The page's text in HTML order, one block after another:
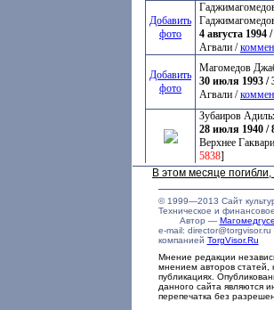
Добавить
фото
4 августа 1994
Агвали /
Добавить
фото
Магомедов
30 июля 1993 /
Агвали /
Зубаиров
28 июля 1940 /
Верхнее
5838]
В этом месяце
© 1999—2013 Сайт
Техническое и
Автор —
e-mail:
компанией TorgVisor.Ru
Мнение редакции
мнением авторов статей,
публикациях.
данного сайта являются
перепечатка без